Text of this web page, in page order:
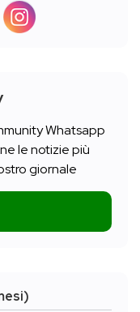
Whatsapp
le notizie più
giornale